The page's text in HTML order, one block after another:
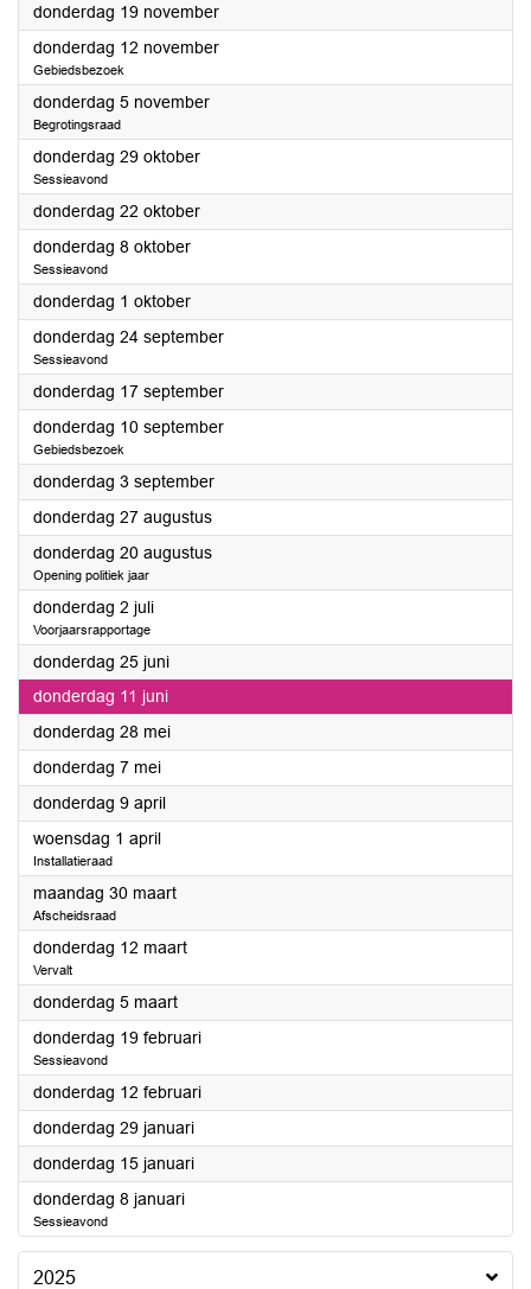
donderdag 19 november2026
donderdag 12 november2026
Gebiedsbezoek
donderdag 5 november2026
Begrotingsraad
donderdag 29 oktober2026
Sessieavond
donderdag 22 oktober2026
donderdag 8 oktober2026
Sessieavond
donderdag 1 oktober2026
donderdag 24 september2026
Sessieavond
donderdag 17 september2026
donderdag 10 september2026
Gebiedsbezoek
donderdag 3 september2026
donderdag 27 augustus2026
donderdag 20 augustus2026
Opening politiek jaar
donderdag 2 juli2026
Voorjaarsrapportage
donderdag 25 juni2026
donderdag 11 juni2026
donderdag 28 mei2026
donderdag 7 mei2026
donderdag 9 april2026
woensdag 1 april2026
Installatieraad
maandag 30 maart2026
Afscheidsraad
donderdag 12 maart2026
Vervalt
donderdag 5 maart2026
donderdag 19 februari2026
Sessieavond
donderdag 12 februari2026
donderdag 29 januari2026
donderdag 15 januari2026
donderdag 8 januari2026
Sessieavond
2025